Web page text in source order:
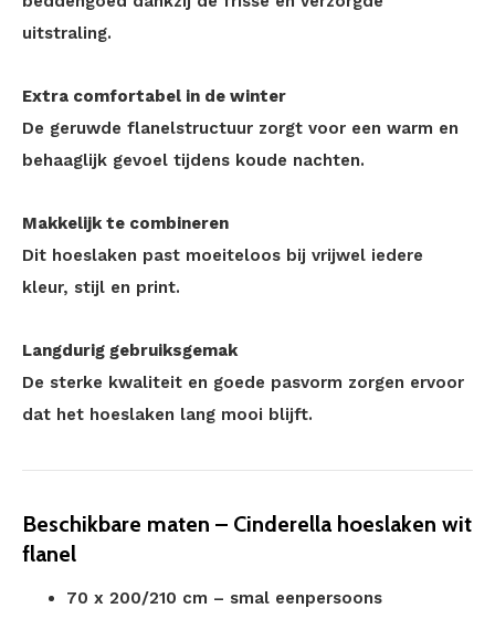
uitstraling.
Extra comfortabel in de winter
De geruwde flanelstructuur zorgt voor een warm en
behaaglijk gevoel tijdens koude nachten.
Makkelijk te combineren
Dit hoeslaken past moeiteloos bij vrijwel iedere
kleur, stijl en print.
Langdurig gebruiksgemak
De sterke kwaliteit en goede pasvorm zorgen ervoor
dat het hoeslaken lang mooi blijft.
Beschikbare maten – Cinderella hoeslaken wit
flanel
70 x 200/210 cm – smal eenpersoons